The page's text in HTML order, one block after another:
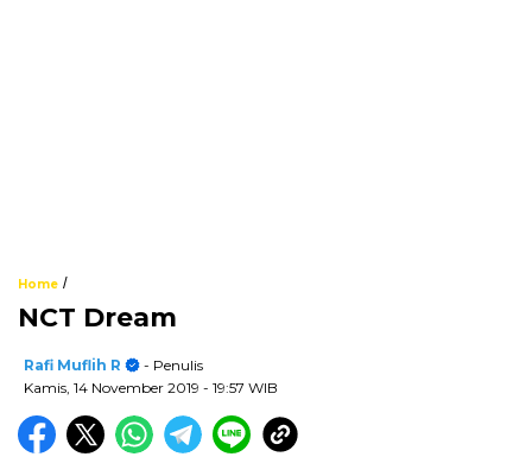
Home /
NCT Dream
Rafi Muflih R
- Penulis
Kamis, 14 November 2019 - 19:57 WIB